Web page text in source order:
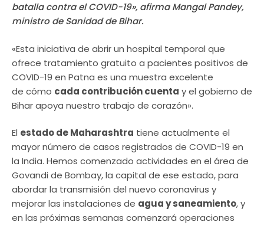
batalla contra el COVID-19», afirma Mangal Pandey,
ministro de Sanidad de Bihar.
«Esta iniciativa de abrir un hospital temporal que
ofrece tratamiento gratuito a pacientes positivos de
COVID-19 en Patna es una muestra excelente
de cómo cada contribución cuenta y el gobierno de
Bihar apoya nuestro trabajo de corazón».
El estado de Maharashtra tiene actualmente el
mayor número de casos registrados de COVID-19 en
la India. Hemos comenzado actividades en el área de
Govandi de Bombay, la capital de ese estado, para
abordar la transmisión del nuevo coronavirus y
mejorar las instalaciones de agua y saneamiento, y
en las próximas semanas comenzará operaciones